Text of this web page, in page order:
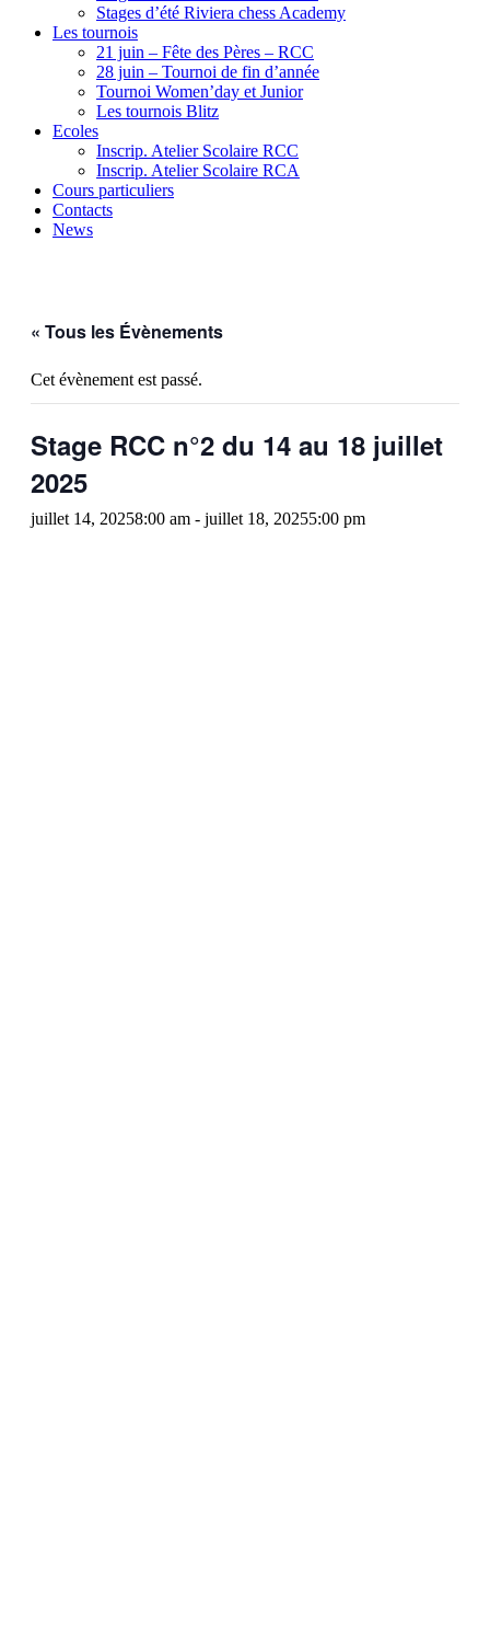
Stages d’été Riviera chess Academy
Les tournois
21 juin – Fête des Pères – RCC
28 juin – Tournoi de fin d’année
Tournoi Women’day et Junior
Les tournois Blitz
Ecoles
Inscrip. Atelier Scolaire RCC
Inscrip. Atelier Scolaire RCA
Cours particuliers
Contacts
News
« Tous les Évènements
Cet évènement est passé.
Stage RCC n°2 du 14 au 18 juillet
2025
juillet 14, 20258:00 am - juillet 18, 20255:00 pm